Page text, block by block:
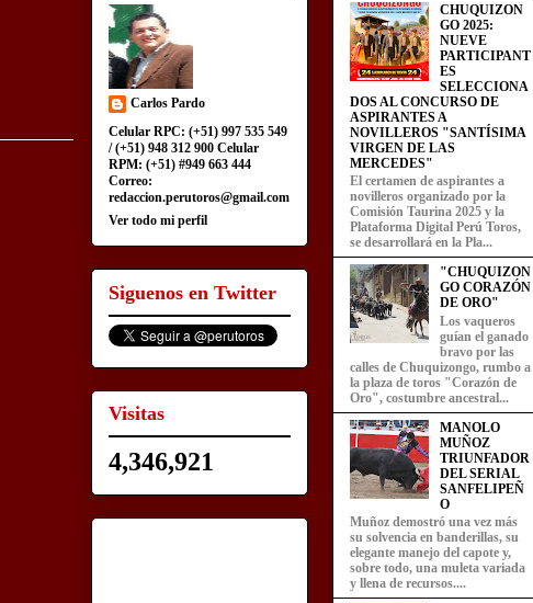
Carlos Pardo
Celular RPC: (+51) 997 535 549
/ (+51) 948 312 900 Celular
RPM: (+51) #949 663 444
Correo:
redaccion.perutoros@gmail.com
Ver todo mi perfil
Siguenos en Twitter
Visitas
4,346,921
CHUQUIZON
GO 2025:
NUEVE
PARTICIPANT
ES
SELECCIONA
DOS AL CONCURSO DE
ASPIRANTES A
NOVILLEROS "SANTÍSIMA
VIRGEN DE LAS
MERCEDES"
El certamen de aspirantes a
novilleros organizado por la
Comisión Taurina 2025 y la
Plataforma Digital Perú Toros,
se desarrollará en la Pla...
"CHUQUIZON
GO CORAZÓN
DE ORO"
Los vaqueros
guían el ganado
bravo por las
calles de Chuquizongo, rumbo a
la plaza de toros "Corazón de
Oro", costumbre ancestral...
MANOLO
MUÑOZ
TRIUNFADOR
DEL SERIAL
SANFELIPEÑ
O
Muñoz demostró una vez más
su solvencia en banderillas, su
elegante manejo del capote y,
sobre todo, una muleta variada
y llena de recursos....